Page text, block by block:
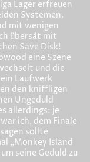
Lager erfreuen
Systemen.
mit wenigen
übersät mit
Save Disk!
eine Szene
und die
Laufwerk
den kniffligen
Ungeduld
allerdings: je
ich, dem Finale
sollte
„Monkey Island
seine Geduld zu